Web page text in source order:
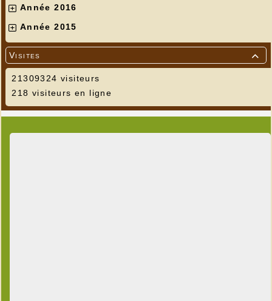
Année 2016
Année 2015

Visites
21309324 visiteurs
218 visiteurs en ligne